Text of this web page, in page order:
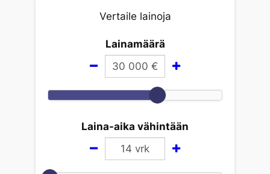
Vertaile lainoja
Lainamäärä
30 000 €
Laina-aika vähintään
14 vrk